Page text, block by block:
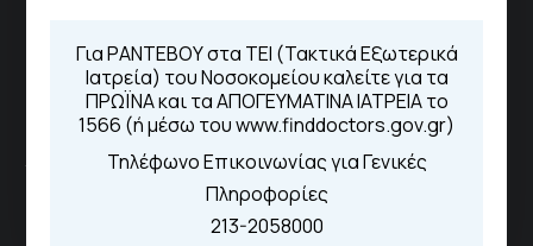
Για ΡΑΝΤΕΒΟΥ στα ΤΕΙ (Τακτικά Εξωτερικά
Ιατρεία) του Νοσοκομείου καλείτε για τα
ΠΡΩΪΝΑ και τα ΑΠΟΓΕΥΜΑΤΙΝΑ ΙΑΤΡΕΙΑ το
1566 (ή μέσω του www.finddoctors.gov.gr)
Τηλέφωνο Επικοινωνίας για Γενικές
Πληροφορίες
213-2058000
ΓΝΑ Νοσοκομείο Σισμανόγλειο - Αμαλία Φλέμιγκ
Το Σισμανόγλειο συνεργάζεται με άλλα νοσηλευτικά
ιδρύματα και μονάδες υγείας στα πλαίσια εφαρμογής
ειδικών προγραμμάτων βελτίωσης της ποιότητας